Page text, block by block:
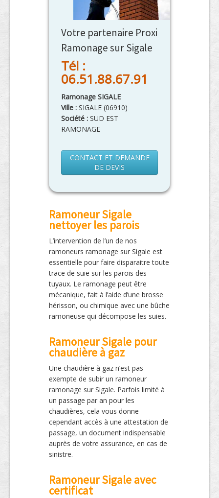
Votre partenaire Proxi
Ramonage sur Sigale
Tél :
06.51.88.67.91
Ramonage SIGALE
Ville : SIGALE (06910)
Société : SUD EST
RAMONAGE
CONTACT ET DEMANDE
DE DEVIS
Ramoneur Sigale
nettoyer les parois
L’intervention de l’un de nos
ramoneurs ramonage sur Sigale est
essentielle pour faire disparaitre toute
trace de suie sur les parois des
tuyaux. Le ramonage peut être
mécanique, fait à l’aide d’une brosse
hérisson, ou chimique avec une bûche
ramoneuse qui décompose les suies.
Ramoneur Sigale pour
chaudière à gaz
Une chaudière à gaz n’est pas
exempte de subir un ramoneur
ramonage sur Sigale. Parfois limité à
un passage par an pour les
chaudières, cela vous donne
cependant accès à une attestation de
passage, un document indispensable
auprès de votre assurance, en cas de
sinistre.
Ramoneur Sigale avec
certificat